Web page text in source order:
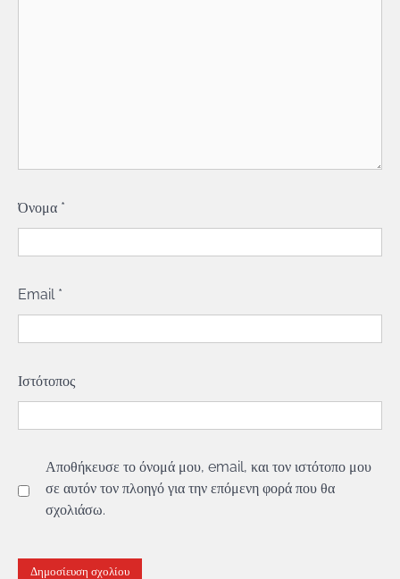
Όνομα *
Email *
Ιστότοπος
Αποθήκευσε το όνομά μου, email, και τον ιστότοπο μου
σε αυτόν τον πλοηγό για την επόμενη φορά που θα
σχολιάσω.